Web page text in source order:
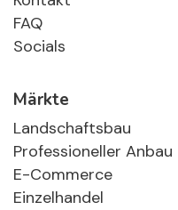
FAQ
Socials
Märkte
Landschaftsbau
Professioneller Anbau
E-Commerce
Einzelhandel